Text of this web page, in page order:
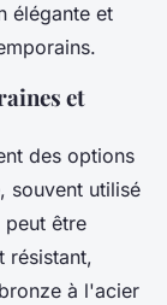
élégante et
et
des options
souvent utilisé
peut être
résistant,
à l'acier